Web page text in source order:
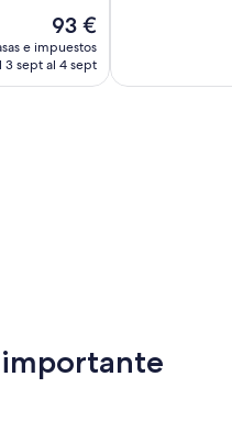
El
precio
actual
93 €
e impuestos
3 sept al 4 sept